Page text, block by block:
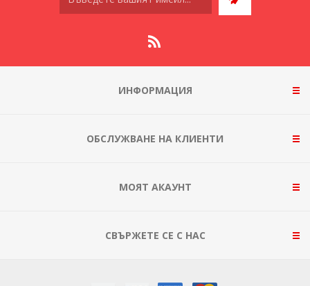
ИНФОРМАЦИЯ
ОБСЛУЖВАНЕ НА КЛИЕНТИ
МОЯТ АКАУНТ
СВЪРЖЕТЕ СЕ С НАС